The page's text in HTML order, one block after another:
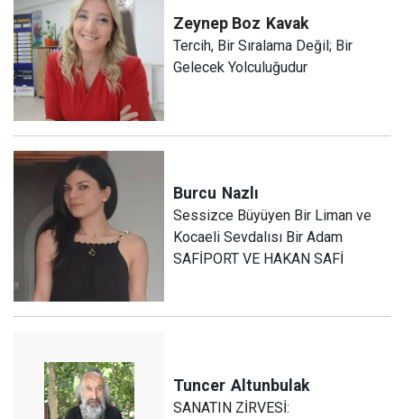
Zeynep Boz Kavak
Tercih, Bir Sıralama Değil; Bir
Gelecek Yolculuğudur
Burcu Nazlı
Sessizce Büyüyen Bir Liman ve
Kocaeli Sevdalısı Bir Adam
SAFİPORT VE HAKAN SAFİ
Tuncer Altunbulak
SANATIN ZİRVESİ: